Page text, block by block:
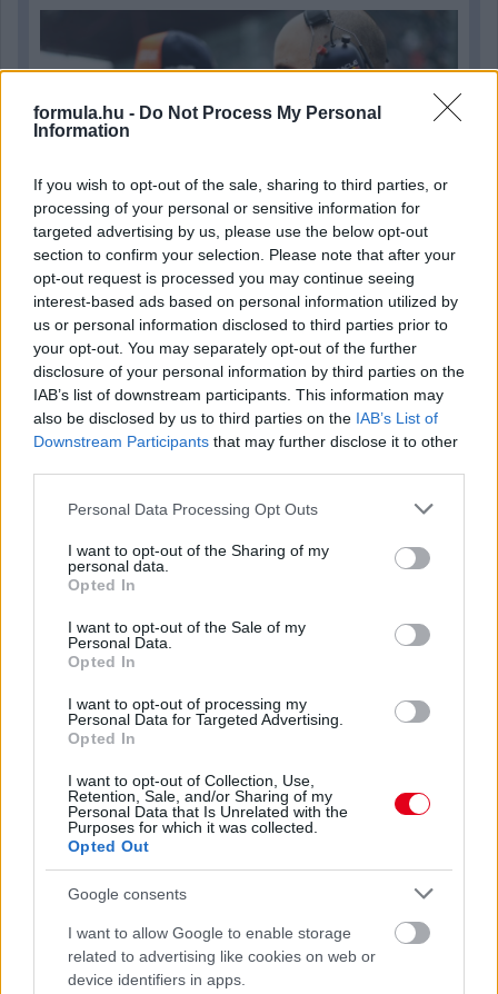
formula.hu - Do Not Process My Personal
Information
If you wish to opt-out of the sale, sharing to third parties, or
processing of your personal or sensitive information for
targeted advertising by us, please use the below opt-out
section to confirm your selection. Please note that after your
opt-out request is processed you may continue seeing
interest-based ads based on personal information utilized by
us or personal information disclosed to third parties prior to
your opt-out. You may separately opt-out of the further
disclosure of your personal information by third parties on the
IAB’s list of downstream participants. This information may
also be disclosed by us to third parties on the IAB’s List of
Downstream Participants that may further disclose it to other
Please note that this website/app uses one or more Google
not limited to your visit or usage behaviour. You may click to
grant or deny consent to Google and its third-party tags to
use your data for below specified purposes in below Google
consent section.
Personal Data Processing Opt Outs
I want to opt-out of the Sharing of my
personal data.
Opted In
I want to opt-out of the Sale of my
Personal Data.
Opted In
I want to opt-out of processing my
Personal Data for Targeted Advertising.
Opted In
I want to opt-out of Collection, Use,
Retention, Sale, and/or Sharing of my
Personal Data that Is Unrelated with the
Purposes for which it was collected.
Opted Out
Google consents
I want to allow Google to enable storage
related to advertising like cookies on web or
device identifiers in apps.
7 órája
Óriási bevétel-visszaesést könyvelhetett el az F1 a
második negyedévben
10 órája
Kerékpáros világbajnokságra kvalifikálta magát Bottas az
F1-es nyári szünetben